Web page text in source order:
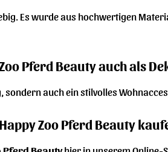
Es wurde aus hochwertigen
Pferd Beauty auch als
sondern auch ein stilvolles
Zoo Pferd Beauty